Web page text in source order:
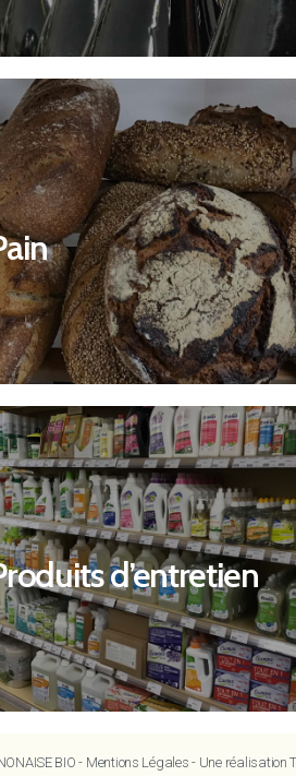
Découvrir
d’entretien
d’entretien
Découvrir
BIO - Mentions Légales - Une réalisation